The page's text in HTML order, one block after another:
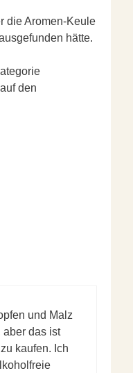
die Aromen-Keule
hätte.
den
und Malz
aber das ist
kaufen. Ich